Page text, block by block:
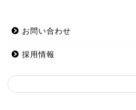
お問い合わせ
採用情報